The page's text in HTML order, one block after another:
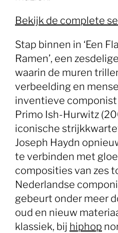
Bekijk de complete
Stap binnen in ‘Een
Ramen’, een
waarin de muren
verbeelding en
inventieve
Primo Ish-Hurwitz
iconische
Joseph Haydn
te verbinden met
composities van zes
Nederlandse
gebeurt onder meer
oud en nieuw
klassiek, bij hiphop